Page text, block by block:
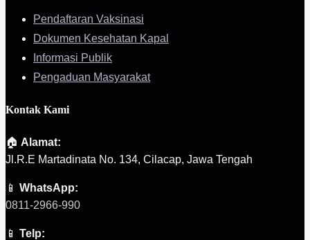
Pendaftaran Vaksinasi
Dokumen Kesehatan Kapal
Informasi Publik
Pengaduan Masyarakat
Kontak Kami
🏠 Alamat:
Jl.R.E Martadinata No. 134, Cilacap, Jawa Tengah
📱 WhatsApp:
0811-2966-990
📱 Telp: